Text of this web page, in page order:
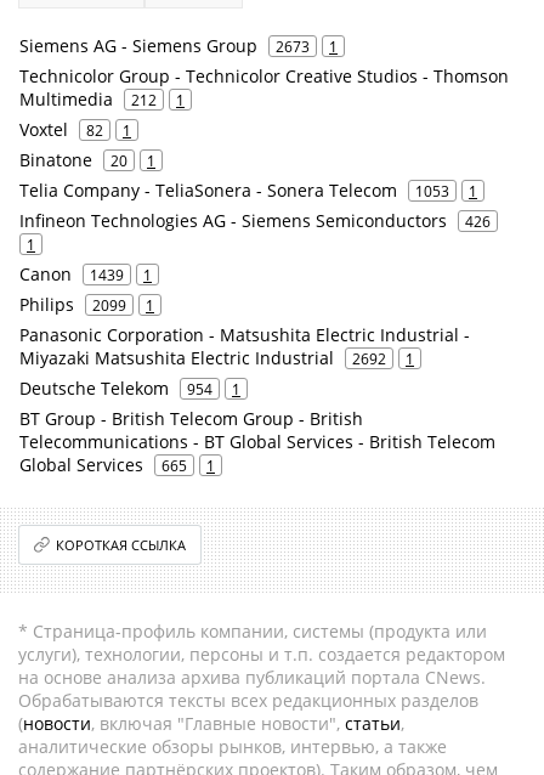
Siemens AG - Siemens Group 2673 1
Technicolor Group - Technicolor Creative Studios - Thomson
Multimedia
212 1
Voxtel 82 1
Binatone 20 1
Telia Company - TeliaSonera - Sonera Telecom 1053 1
Infineon Technologies AG - Siemens Semiconductors
426
1
Canon 1439 1
Philips 2099 1
Panasonic Corporation - Matsushita Electric Industrial -
Miyazaki Matsushita Electric Industrial
2692 1
Deutsche Telekom 954 1
BT Group - British Telecom Group - British
Telecommunications - BT Global Services - British Telecom
Global Services
665 1
КОРОТКАЯ ССЫЛКА
* Страница-профиль компании, системы (продукта или
услуги), технологии, персоны и т.п. создается редактором
на основе анализа архива публикаций портала CNews.
Обрабатываются тексты всех редакционных разделов
(новости, включая "Главные новости", статьи,
аналитические обзоры рынков, интервью, а также
содержание партнёрских проектов). Таким образом, чем